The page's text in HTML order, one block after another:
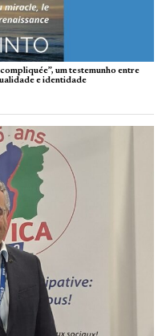
um testemunho entre
e identidade